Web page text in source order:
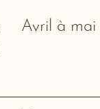
Avril à mai